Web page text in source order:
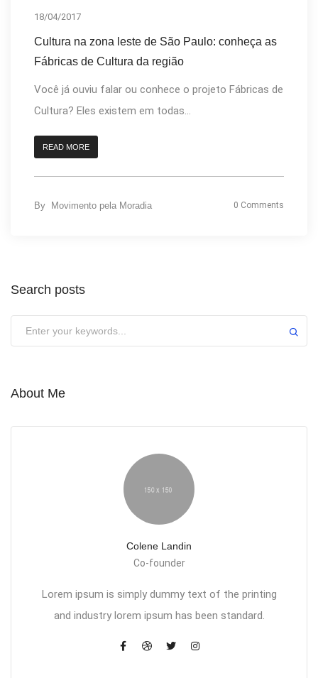
18/04/2017
Cultura na zona leste de São Paulo: conheça as
Fábricas de Cultura da região
Você já ouviu falar ou conhece o projeto Fábricas de
Cultura? Eles existem em todas...
READ MORE
By Movimento pela Moradia 0 Comments
Search posts
About Me
Colene Landin
Co-founder
Lorem ipsum is simply dummy text of the printing
and industry lorem ipsum has been standard.